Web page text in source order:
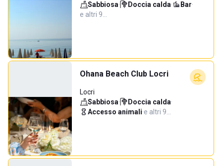
Sabbiosa· Doccia calda· Bar·
e altri 9…
Ohana Beach Club Locri
Locri
Sabbiosa· Doccia calda·
Accesso animali·e altri 9…